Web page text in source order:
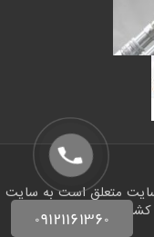
| ایران شلنگ